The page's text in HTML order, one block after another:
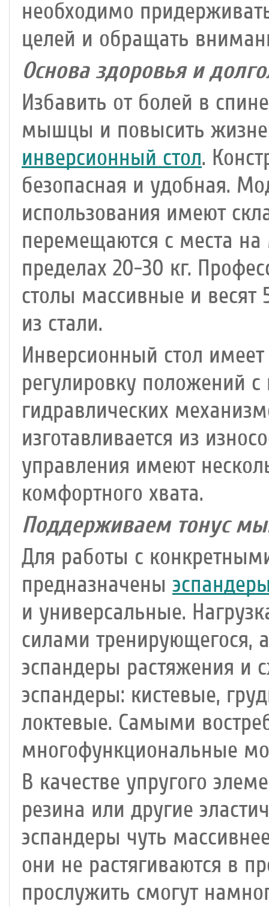
необходимо
целей и обращать
Основа здоровья и
Избавить от болей в
мышцы и повысить
инверсионный стол.
безопасная и удобная.
использования имеют
перемещаются с места на
пределах 20-30 кг.
столы массивные и весят
из стали.
Инверсионный стол
регулировку положений
гидравлических
изготавливается из
управления имеют
комфортного хвата.
Поддерживаем тонус
Для работы с
предназначены
и универсальные.
силами тренирующегося,
эспандеры растяжения и
эспандеры: кистевые,
локтевые. Самыми
многофункциональные
В качестве упругого
резина или другие
эспандеры чуть
они не растягиваются в
прослужить смогут